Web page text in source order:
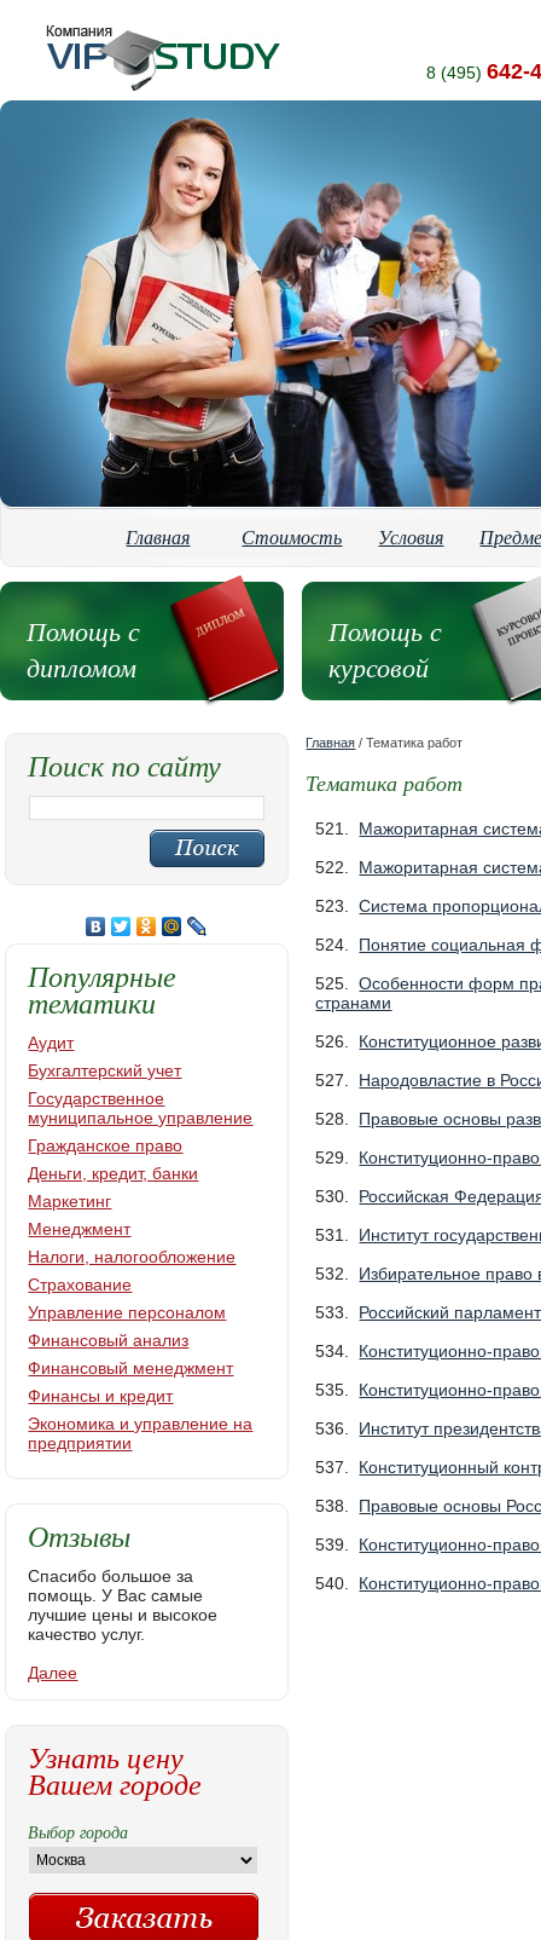
8 (495) 642-
Главная Стоимость Условия
Помощь с
дипломом
Помощь с
курсовой
Главная / Тематика работ
Тематика работ
521. Мажоритарная
522. Мажоритарная
523.Система
524. Понятие социальная
525.Особенности форм
странами
526. Конституционное
527. Народовластие в
528. Правовые основы
529. Конституционно-
530. Российская
531. Институт
532. Избирательное
533. Российский
534. Конституционно-
535. Конституционно-
536. Институт
537. Конституционный
538. Правовые основы
539. Конституционно-
540. Конституционно-
Поиск по сайту
Популярные
тематики
Аудит
Бухгалтерский учет
Государственное
муниципальное управление
Гражданское право
Деньги, кредит, банки
Маркетинг
Менеджмент
Налоги, налогообложение
Страхование
Управление персоналом
Финансовый анализ
Финансовый менеджмент
Финансы и кредит
Экономика и управление на
предприятии
Отзывы
Спасибо большое за
помощь. У Вас самые
лучшие цены и высокое
качество услуг.
Далее
Узнать цену
Вашем городе
Выбор города